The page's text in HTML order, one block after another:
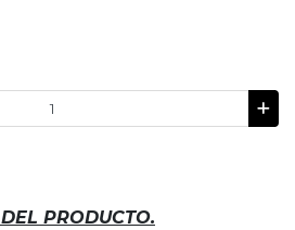
PRODUCTO.